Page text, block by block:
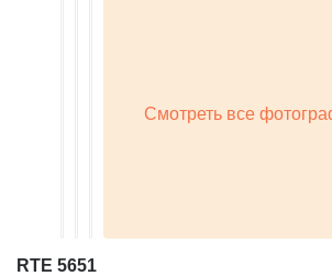
RTE 5651